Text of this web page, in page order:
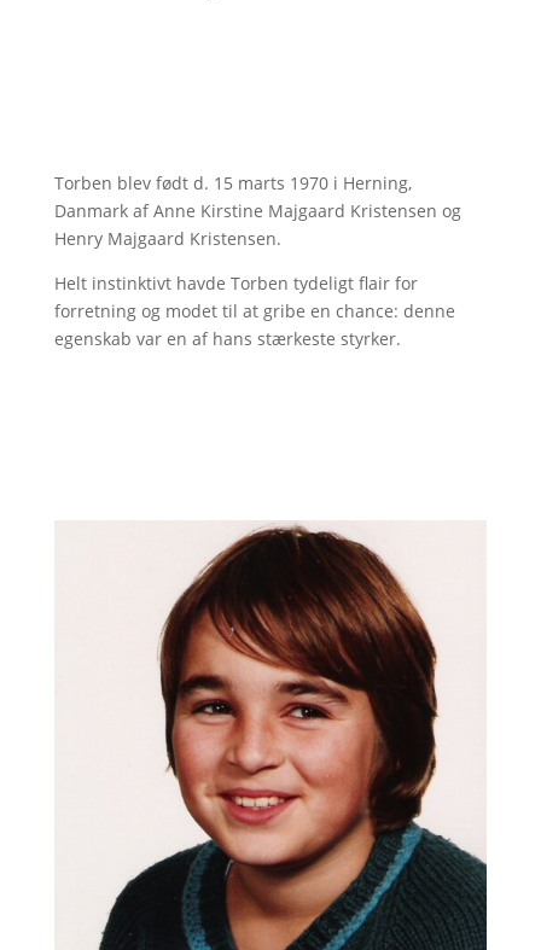
Torben blev født d. 15 marts 1970 i Herning,
Danmark af Anne Kirstine Majgaard Kristensen og
Henry Majgaard Kristensen.
Helt instinktivt havde Torben tydeligt flair for
forretning og modet til at gribe en chance: denne
egenskab var en af hans stærkeste styrker.